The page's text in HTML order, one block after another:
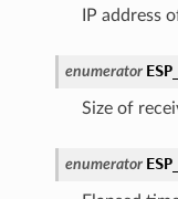
IP address
enumerator
Size of
enumerator